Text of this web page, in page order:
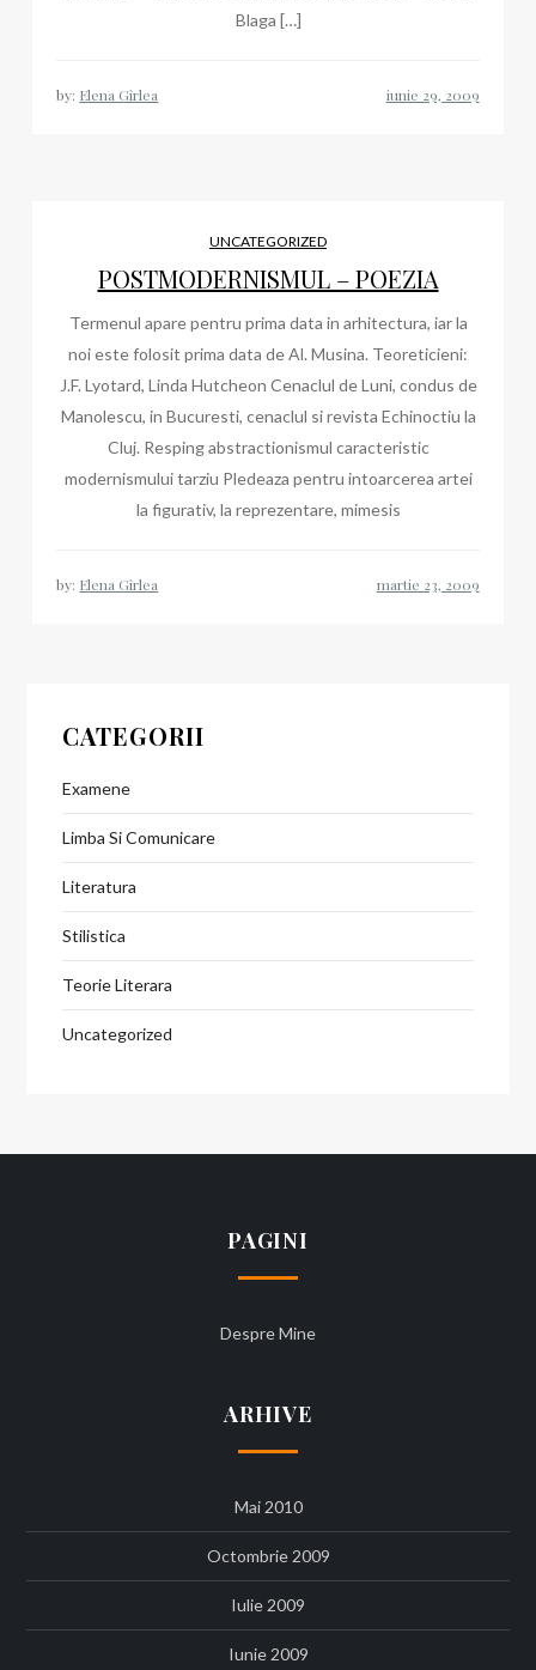
Blaga […]
by: Elena Gîrlea
UNCATEGORIZED
POSTMODERNISMUL – POEZIA
Termenul apare pentru prima data in arhitectura, iar la
noi este folosit prima data de Al. Musina. Teoreticieni:
J.F. Lyotard, Linda Hutcheon Cenaclul de Luni, condus de
Manolescu, in Bucuresti, cenaclul si revista Echinoctiu la
Cluj. Resping abstractionismul caracteristic
modernismului tarziu Pledeaza pentru intoarcerea artei
la figurativ, la reprezentare, mimesis
by: Elena Gîrlea
CATEGORII
Examene
Limba Si Comunicare
Literatura
Stilistica
Teorie Literara
Uncategorized
PAGINI
Despre Mine
ARHIVE
Mai 2010
Octombrie 2009
Iulie 2009
Iunie 2009